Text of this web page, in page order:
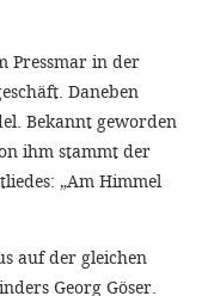
Pressmar in der
Daneben
Bekannt geworden
ihm stammt der
„Am Himmel
auf der gleichen
Georg Göser.